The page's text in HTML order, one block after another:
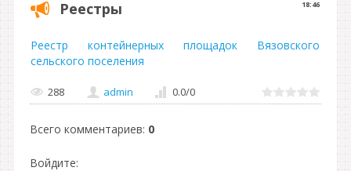
18:46
Реестры
Реестр контейнерных площадок Вязовского
сельского поселения
288 admin 0.0/0
Всего комментариев: 0
Войдите: